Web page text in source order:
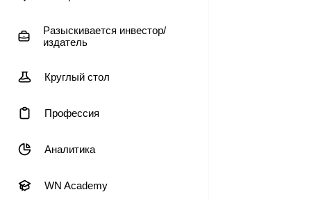
Разыскивается инвестор/
издатель
Круглый стол
Профессия
Аналитика
WN Academy